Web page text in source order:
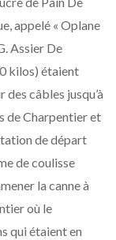
appelé « Oplane
Assier De
kilos) étaient
câbles jusqu’à
de Charpentier et
de départ
de coulisse
la canne à
où le
qui étaient en